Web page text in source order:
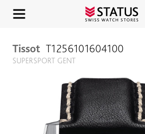
Tissot T1256101604100
SUPERSPORT GENT